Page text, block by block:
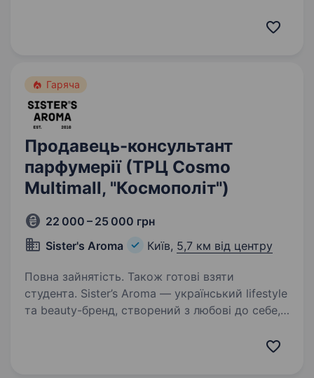
настрій? «Сільпо» — це не просто робота, а
Гостей. Що потрібно…
Гаряча
Продавець-консультант
парфумерії (ТРЦ Cosmo
Multimall, "Космополіт")
22 000 – 25 000 грн
Sister's Aroma
Київ, 5,7 км від центру
Повна зайнятість. Також готові взяти
студента. Sister’s Aroma — український lifestyle
та beauty-бренд, створений з любові до себе,
Ми транслюємо сучасні цінності, надихаємо